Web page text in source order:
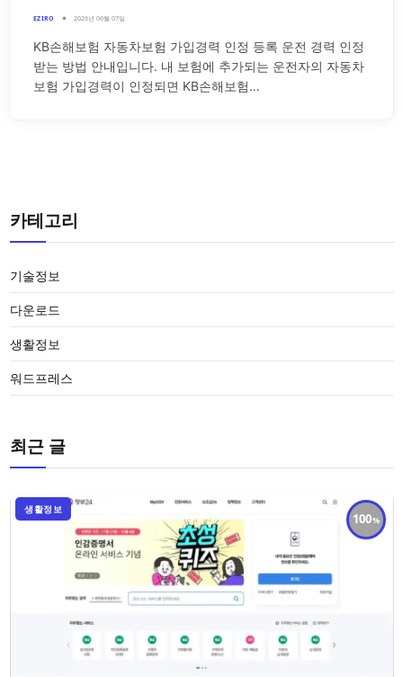
EZIRO 2026년 06월 07일
KB손해보험 자동차보험 가입경력 인정 등록 운전 경력 인정
받는 방법 안내입니다. 내 보험에 추가되는 운전자의 자동차
보험 가입경력이 인정되면 KB손해보험…
카테고리
기술정보
다운로드
생활정보
워드프레스
최근 글
100
생활정보